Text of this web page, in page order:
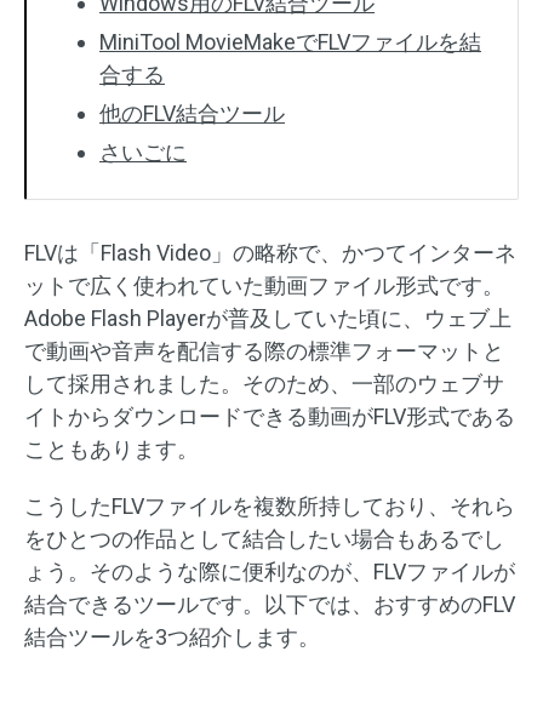
MiniTool MovieMakeでFLVファイルを結
合する
他のFLV結合ツール
さいごに
FLVは「Flash Video」の略称で、かつてインターネ
ットで広く使われていた動画ファイル形式です。
Adobe Flash Playerが普及していた頃に、ウェブ上
で動画や音声を配信する際の標準フォーマットと
して採用されました。そのため、一部のウェブサ
イトからダウンロードできる動画がFLV形式である
こともあります。
こうしたFLVファイルを複数所持しており、それら
をひとつの作品として結合したい場合もあるでし
ょう。そのような際に便利なのが、FLVファイルが
結合できるツールです。以下では、おすすめのFLV
結合ツールを3つ紹介します。